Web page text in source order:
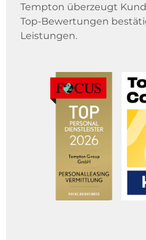
Tempton überzeugt
Top-Bewertungen
Leistungen.